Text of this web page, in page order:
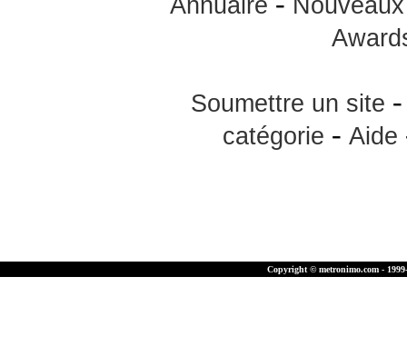
Soumettre un site
catégorie - Aide
Copyright © metronimo.com -